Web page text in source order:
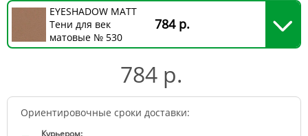
EYESHADOW MATT
Тени для век
матовые № 530
784 р.
784 р.
Ориентировочные сроки доставки: